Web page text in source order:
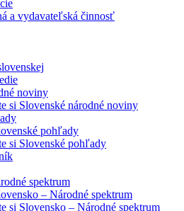
a vydavateľská činnosť
noviny
si Slovenské národné noviny
pohľady
si Slovenské pohľady
spektrum
– Národné spektrum
si Slovensko – Národné spektrum